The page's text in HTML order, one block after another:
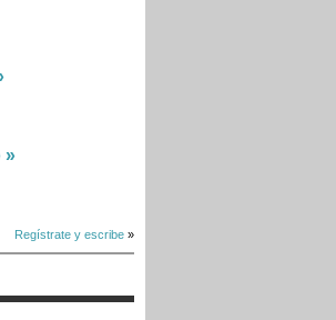
»
Regístrate y escribe »